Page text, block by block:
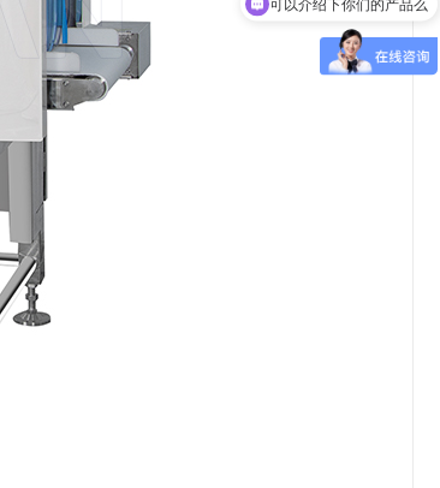
可以介绍下你们的产品么